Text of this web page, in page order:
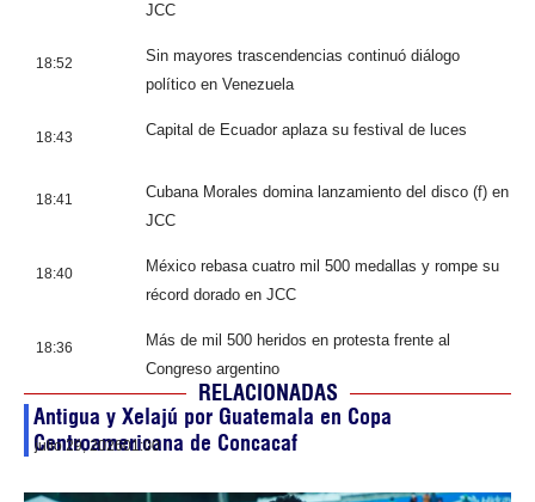
JCC
18:52
Sin mayores trascendencias continuó diálogo
político en Venezuela
18:43 Capital de Ecuador aplaza su festival de luces
18:41
Cubana Morales domina lanzamiento del disco (f) en
JCC
18:40
México rebasa cuatro mil 500 medallas y rompe su
récord dorado en JCC
18:36
Más de mil 500 heridos en protesta frente al
Congreso argentino
RELACIONADAS
Antigua y Xelajú por Guatemala en Copa
Centroamericana de Concacaf
julio 29, 202601:00